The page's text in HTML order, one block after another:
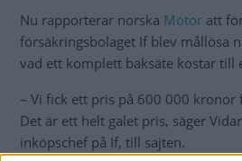
Nu rapporterar norska Motor att
försäkringsbolaget If blev mållösa
vad ett komplett baksäte kostar till
– Vi fick ett pris på 600 000 kronor
Det är ett helt galet pris, säger
inköpschef på If, till sajten.